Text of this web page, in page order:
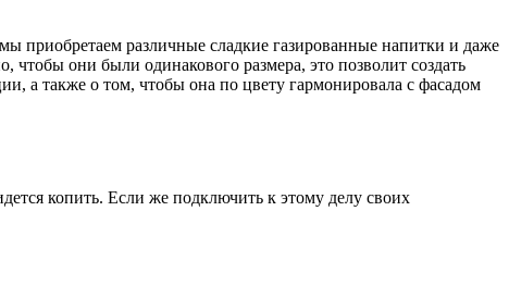
приобретаем различные сладкие газированные напитки и даже
чтобы они были одинакового размера, это позволит создать
а также о том, чтобы она по цвету гармонировала с фасадом
копить. Если же подключить к этому делу своих